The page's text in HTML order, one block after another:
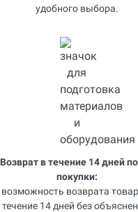
удобного выбора.
Возврат в течение 14 дней
покупки:
возможность возврата
течение 14 дней без